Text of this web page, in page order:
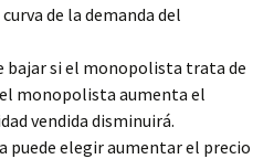
de la demanda del
bajar si el monopolista trata de
el monopolista aumenta el
vendida disminuirá.
puede elegir aumentar el precio